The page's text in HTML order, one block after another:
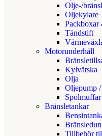
Olje-/
Oljekylare
Packboxar
Tändstift
Motorunderhåll
Kylvätska
Olja
Oljepump /
Spolmuffar
Bränsletankar
Tillbehör